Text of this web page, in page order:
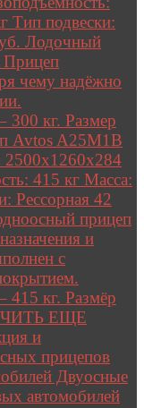
Тип подвески:
Лодочный
Прицеп
чему надёжно
300 кг. Размер
Avtos A25M1B
415 кг Масса:
Рессорная 42
прицеп
и
с
415 кг. Размёр
ЕЩЕ
и
прицепов
Двуосные
автомобилей